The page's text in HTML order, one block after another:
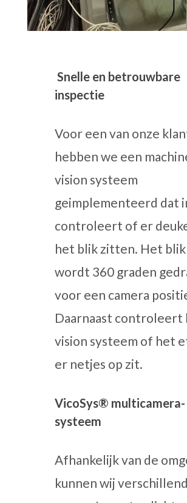
Snelle en betrouwbare
inspectie
Voor een van onze
hebben we een
vision systeem
geimplementeerd dat
controleert of er
het blik zitten. Het blik
wordt 360 graden
voor een camera
Daarnaast controleert
vision systeem of het
er netjes op zit.
VicoSys® multicamera-
systeem
Afhankelijk van de
kunnen wij